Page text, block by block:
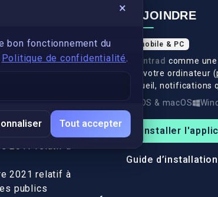
×
bon fonctionnement du
Politique de confidentialité.
Tout accepter
entre les
2017 relatif à
2021 relatif à
publics
NOUS REJOINDRE
Application mobile & PC
InstallezSwantrad comme
téléphone et votre ordinateur
l’écran d’accueil, notifications
iOS & macOS
Installer
Guide